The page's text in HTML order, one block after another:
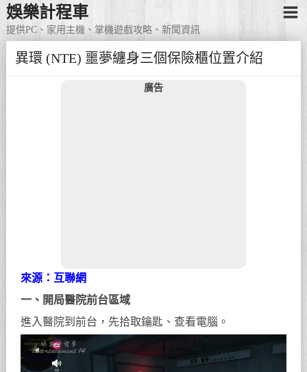
娛樂計程車
提供PC、家用主機、掌機遊戲攻略、新聞資訊
異環 (NTE) 噩夢纏身三個保險櫃位置介紹
廣告
來源：互聯網
一、開局醫院前台區域
進入醫院到前台，先拾取鑰匙、查看電腦。